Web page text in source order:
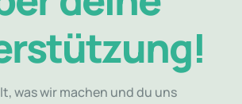
folgende Konto bei der KD Bank:
Essen
0190 1011 1400 13
Spende Segen45
was wir machen und du uns